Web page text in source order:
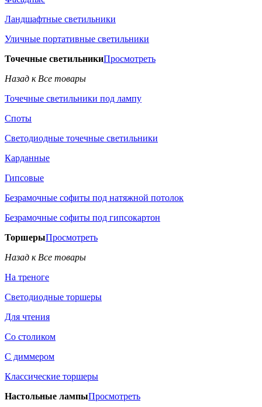
Ландшафтные светильники
Уличные портативные светильники
Точечные светильникиПросмотреть
Назад к Все товары
Точечные светильники под лампу
Споты
Светодиодные точечные светильники
Карданные
Гипсовые
Безрамочные софиты под натяжной потолок
Безрамочные софиты под гипсокартон
ТоршерыПросмотреть
Назад к Все товары
На треноге
Светодиодные торшеры
Для чтения
Со столиком
С диммером
Классические торшеры
Настольные лампыПросмотреть